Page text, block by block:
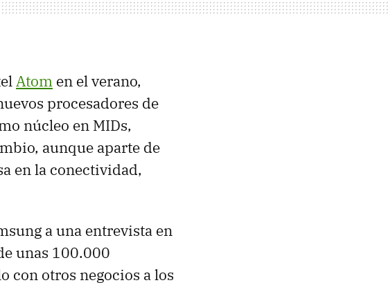
Atom en el verano,
procesadores de
núcleo en MIDs,
aunque aparte de
en la conectividad,
a una entrevista en
unas 100.000
con otros negocios a los